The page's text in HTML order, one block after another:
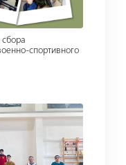
спортивного